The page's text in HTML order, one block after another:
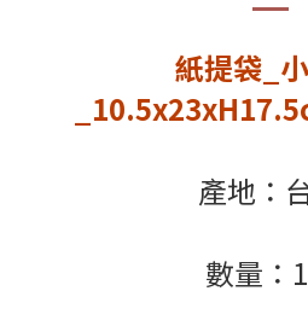
紙提袋_
產地：
數量：